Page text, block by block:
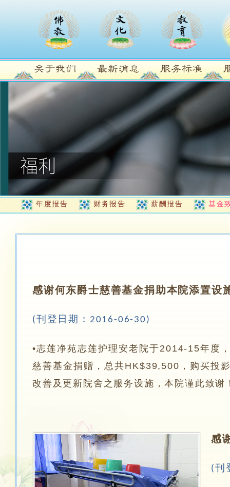
年度报告 财务报告 薪酬报告 基金
感谢何东爵士慈善基金捐助本院添置设
(刊登日期： 2016-06-30)
•志莲净苑志莲护理安老院于2014-15年度
慈善基金捐赠，总共HK$39,500 ，购买投
改善及更新院舍之服务设施，本院谨此致谢
感
(刊